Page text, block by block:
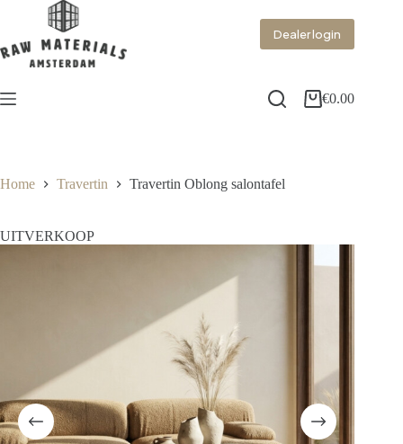
Dealer login
€0.00
Home Travertin Travertin Oblong salontafel
UITVERKOOP